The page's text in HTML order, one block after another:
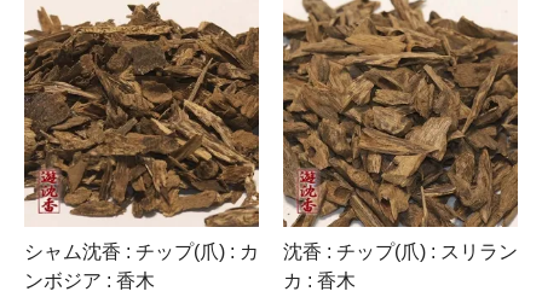
シャム沈香 : チップ(爪) : カ
ンボジア : 香木
沈香 : チップ(爪) : スリラン
カ : 香木